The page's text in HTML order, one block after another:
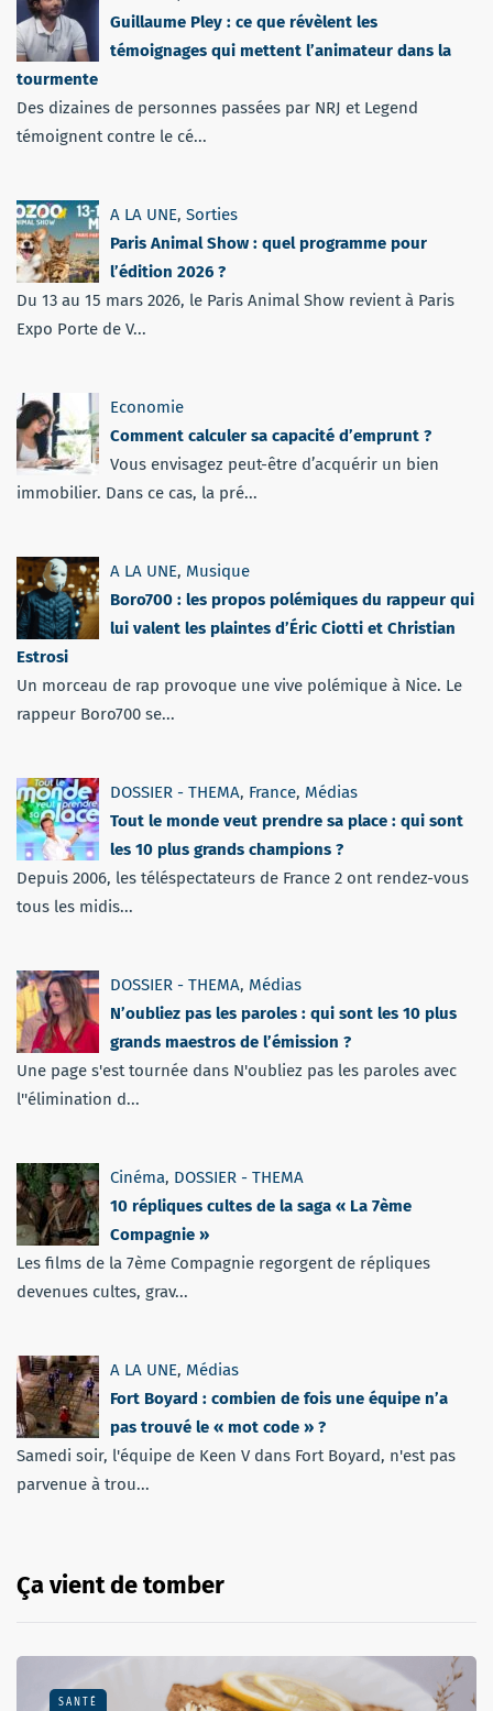
Guillaume Pley : ce que révèlent les
témoignages qui mettent l’animateur dans la
tourmente
Des dizaines de personnes passées par NRJ et Legend
témoignent contre le cé...
A LA UNE, Sorties
Paris Animal Show : quel programme pour
l’édition 2026 ?
Du 13 au 15 mars 2026, le Paris Animal Show revient à Paris
Expo Porte de V...
Economie
Comment calculer sa capacité d’emprunt ?
Vous envisagez peut-être d’acquérir un bien
immobilier. Dans ce cas, la pré...
A LA UNE, Musique
Boro700 : les propos polémiques du rappeur qui
lui valent les plaintes d’Éric Ciotti et Christian
Estrosi
Un morceau de rap provoque une vive polémique à Nice. Le
rappeur Boro700 se...
DOSSIER - THEMA, France, Médias
Tout le monde veut prendre sa place : qui sont
les 10 plus grands champions ?
Depuis 2006, les téléspectateurs de France 2 ont rendez-vous
tous les midis...
DOSSIER - THEMA, Médias
N’oubliez pas les paroles : qui sont les 10 plus
grands maestros de l’émission ?
Une page s'est tournée dans N'oubliez pas les paroles avec
l''élimination d...
Cinéma, DOSSIER - THEMA
10 répliques cultes de la saga « La 7ème
Compagnie »
Les films de la 7ème Compagnie regorgent de répliques
devenues cultes, grav...
A LA UNE, Médias
Fort Boyard : combien de fois une équipe n’a
pas trouvé le « mot code » ?
Samedi soir, l'équipe de Keen V dans Fort Boyard, n'est pas
parvenue à trou...
Ça vient de tomber
SANTÉ